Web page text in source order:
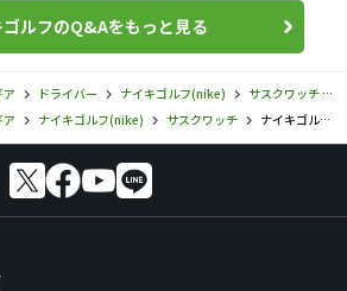
ルフのQ&Aをもっと見る
ドライバー ナイキゴルフ(nike) サスクワッチ
ナイキゴルフ(nike) サスクワッチ ナイキゴルフ／サスクワッチ／ウィメンズ DYMO（ダイモ） スクエア ドライバーの口コミ評価